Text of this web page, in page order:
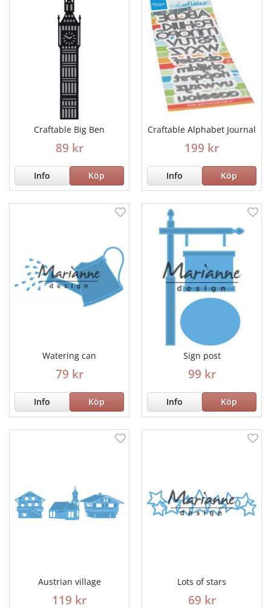
Craftable Big Ben
89 kr
Info Köp
Craftable Alphabet Journal
199 kr
Info Köp
Watering can
79 kr
Info Köp
Sign post
99 kr
Info Köp
Austrian village
119 kr
Lots of stars
69 kr